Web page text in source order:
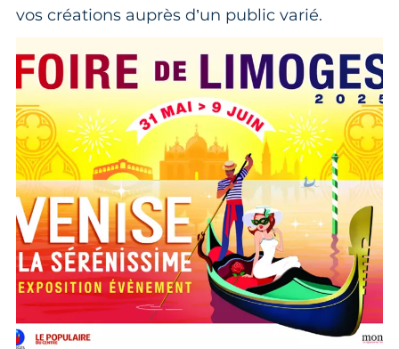
vos créations auprès d’un public varié.